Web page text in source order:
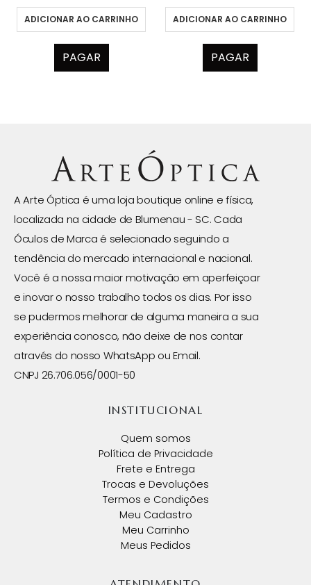
ADICIONAR AO CARRINHO
PAGAR
ADICIONAR AO CARRINHO
PAGAR
A Arte Óptica é uma loja boutique online e física,
localizada na cidade de Blumenau - SC. Cada
Óculos de Marca é selecionado seguindo a
tendência do mercado internacional e nacional.
Você é a nossa maior motivação em aperfeiçoar
e inovar o nosso trabalho todos os dias. Por isso
se pudermos melhorar de alguma maneira a sua
experiência conosco, não deixe de nos contar
através do nosso WhatsApp ou Email.
CNPJ 26.706.056/0001-50
INSTITUCIONAL
Quem somos
Política de Privacidade
Frete e Entrega
Trocas e Devoluções
Termos e Condições
Meu Cadastro
Meu Carrinho
Meus Pedidos